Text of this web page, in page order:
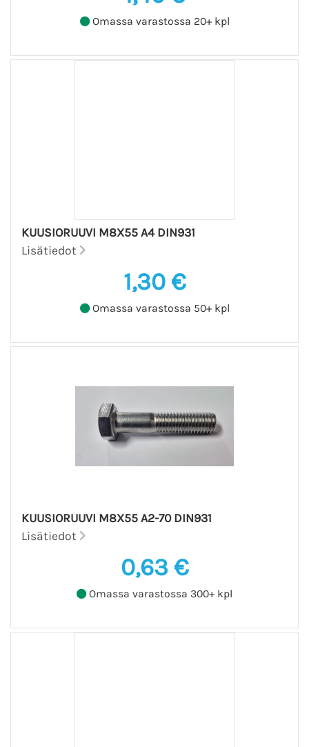
Omassa varastossa 20+ kpl
KUUSIORUUVI M8X55 A4 DIN931
Lisätiedot
1,30 €
Omassa varastossa 50+ kpl
KUUSIORUUVI M8X55 A2-70 DIN931
Lisätiedot
0,63 €
Omassa varastossa 300+ kpl